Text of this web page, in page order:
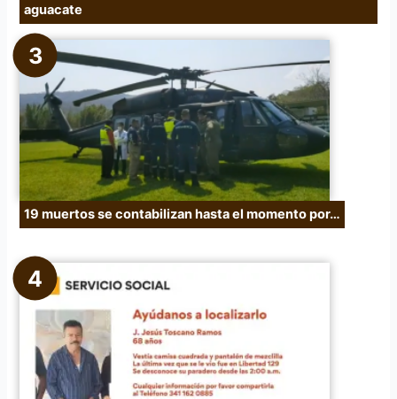
aguacate
19 muertos se contabilizan hasta el momento por…